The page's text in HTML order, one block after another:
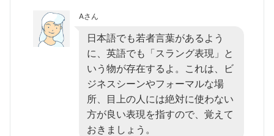
Aさん
日本語でも若者言葉があるよう
に、英語でも「スラング表現」と
いう物が存在するよ。これは、ビ
ジネスシーンやフォーマルな場
所、目上の人には絶対に使わない
方が良い表現を指すので、覚えて
おきましょう。